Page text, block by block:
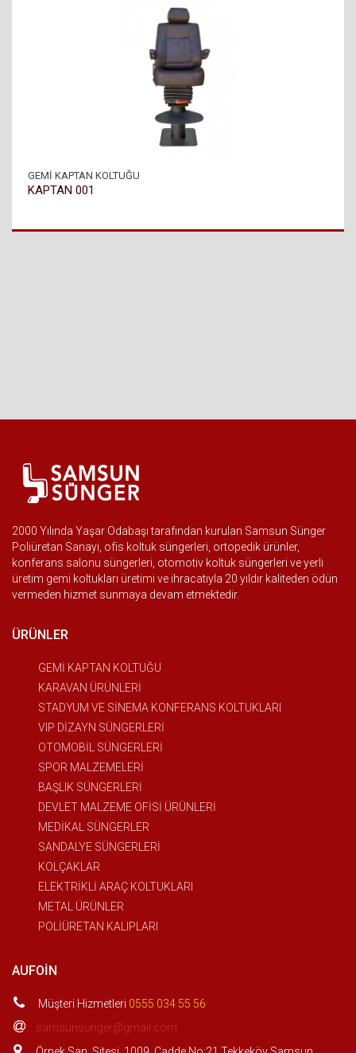
GEMİ KAPTAN KOLTUĞU
KAPTAN 001
2000 Yılında Yaşar Odabaşı tarafından kurulan Samsun Sünger
Poliüretan Sanayi, ofis koltuk süngerleri, ortopedik ürünler,
konferans salonu süngerleri, otomotiv koltuk süngerleri ve yerli
üretim gemi koltukları üretimi ve ihracatıyla 20 yıldır kaliteden ödün
vermeden hizmet sunmaya devam etmektedir.
ÜRÜNLER
GEMİ KAPTAN KOLTUĞU
KARAVAN ÜRÜNLERİ
STADYUM VE SİNEMA KONFERANS KOLTUKLARI
VIP DİZAYN SÜNGERLERİ
OTOMOBİL SÜNGERLERİ
SPOR MALZEMELERİ
BAŞLIK SÜNGERLERİ
DEVLET MALZEME OFİSİ ÜRÜNLERİ
MEDİKAL SÜNGERLER
SANDALYE SÜNGERLERİ
KOLÇAKLAR
ELEKTRİKLİ ARAÇ KOLTUKLARI
METAL ÜRÜNLER
POLİÜRETAN KALIPLARI
AUFOIN
Müşteri Hizmetleri 0555 034 55 56
samsunsunger@gmail.com